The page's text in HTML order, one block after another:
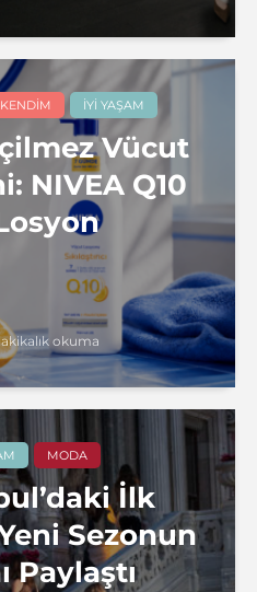
İYI YAŞAM
Vücut
NIVEA Q10
Losyon
okuma
MODA
İlk
Sezonun
Paylaştı